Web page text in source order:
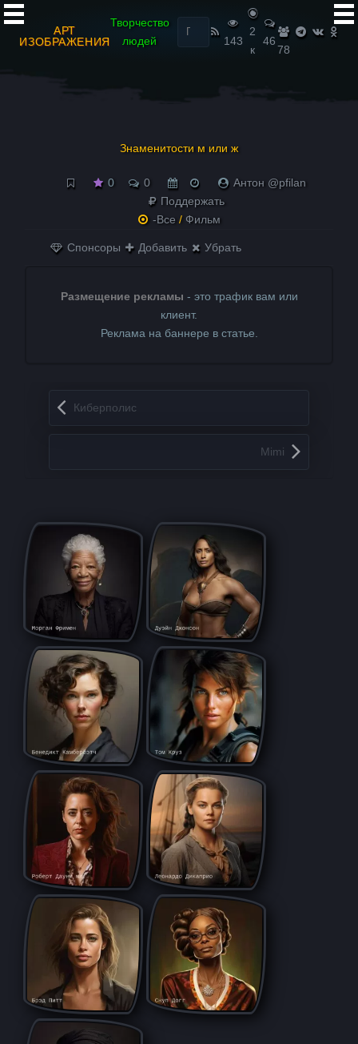
АРТ
ИЗОБРАЖЕНИЯ
Творчество
людей
Найти:
143
2
к
46
78
Знаменитости м или ж
0 0
Антон @pfilan
Поддержать
-Все / Фильм
Спонсоры Добавить Убрать
Размещение рекламы - это трафик вам или
клиент.
Реклама на баннере в статье.
Запись навигация
Киберполис
Mimi